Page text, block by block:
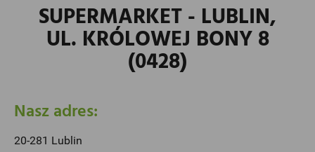
SUPERMARKET - LUBLIN,
UL. KRÓLOWEJ BONY 8
(0428)
Nasz adres:
20-281 Lublin